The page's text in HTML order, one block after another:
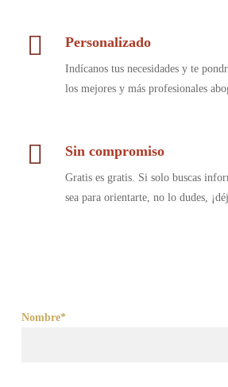
Personalizado
Indícanos tus necesidades y te
los mejores y más profesionales
Sin compromiso
Gratis es gratis. Si solo buscas
sea para orientarte, no lo dudes,
Nombre*